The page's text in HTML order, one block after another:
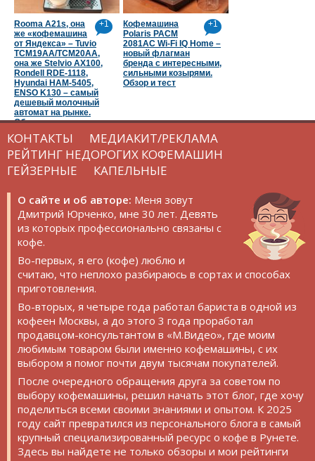
+1
Rooma A21s, она
же «кофемашина
от Яндекса» – Tuvio
TCM19AA/TCM20AA,
она же Stelvio AX100,
Rondell RDE-1118,
Hyundai HAM-5405,
ENSO K130 – самый
дешевый молочный
автомат на рынке.
Обзор и тест
+1
Кофемашина
Polaris PACM
2081AC Wi-Fi IQ Home –
новый флагман
бренда с интересными,
сильными козырями.
Обзор и тест
КОНТАКТЫ
МЕДИАКИТ/РЕКЛАМА
РЕЙТИНГ НЕДОРОГИХ КОФЕМАШИН
ГЕЙЗЕРНЫЕ
КАПЕЛЬНЫЕ
О сайте и об авторе: Меня зовут
Дмитрий Юрченко, мне 30 лет. Девять
из которых профессионально связаны с
кофе.
Во-первых, я его (кофе) люблю и
считаю, что неплохо разбираюсь в сортах и способах
приготовления.
Во-вторых, я четыре года работал бариста в одной из
кофеен Москвы, а до этого 3 года проработал
продавцом-консультантом в «М.Видео», где моим
любимым товаром были именно кофемашины, с их
выбором я помог почти двум тысячам покупателей.
После очередного обращения друга за советом по
выбору кофемашины, решил начать этот блог, где хочу
поделиться всеми своими знаниями и опытом. К 2025
году сайт превратился из персонального блога в самый
крупный специализированный ресурс о кофе в Рунете.
Здесь вы найдете не только обзоры и мои рейтинги